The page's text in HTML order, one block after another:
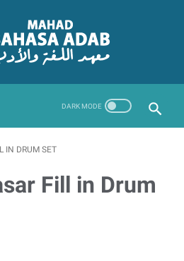
IN DRUM SET
Fill in Drum